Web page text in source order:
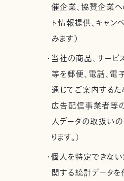
催企業、協賛企業
ト情報提供、キャ
みます）
・当社の商品、サービ
等を郵便、電話、電
通じてご案内するた
広告配信事業者等
人データの取扱い
ります。）
・個人を特定できな
関する統計データを